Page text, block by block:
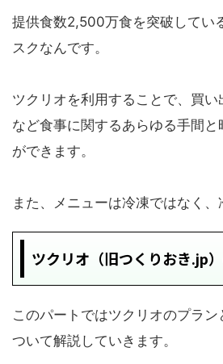
提供食数2,500万食を突破してい
スクなんです。
ツクリオを利用することで、買
など食事に関するあらゆる手間と
ができます。
また、メニューは冷凍ではなく、
ツクリオ（旧つくりおき.jp
このパートではツクリオのプラ
ついて解説していきます。